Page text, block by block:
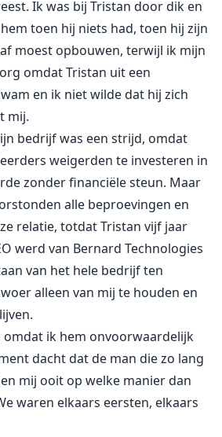
Ik was bij Tristan door dik en
toen hij niets had, toen hij zijn
moest opbouwen, terwijl ik mijn
omdat Tristan uit een
en ik niet wilde dat hij zich
mij.
bedrijf was een strijd, omdat
weigerden te investeren in
zonder financiële steun. Maar
alle beproevingen en
relatie, totdat Tristan vijf jaar
werd van Bernard Technologies
van het hele bedrijf ten
alleen van mij te houden en
omdat ik hem onvoorwaardelijk
dacht dat de man die zo lang
mij ooit op welke manier dan
waren elkaars eersten, elkaars